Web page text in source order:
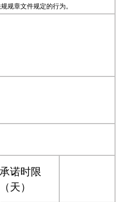
规章文件规定的行为。
承诺时限
（天）